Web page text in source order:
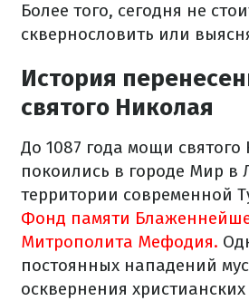
Более того, сегодня не
сквернословить или
История
святого Николая
До 1087 года мощи святого
покоились в городе Мир в
территории современной
Фонд памяти
Митрополита Мефодия.
постоянных нападений
осквернения